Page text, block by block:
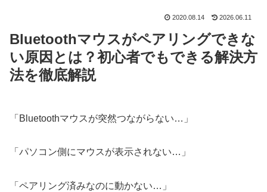
2020.08.14 2026.06.11
Bluetoothマウスがペアリングできな
い原因とは？初心者でもできる解決方
法を徹底解説
「Bluetoothマウスが突然つながらない…」
「パソコン側にマウスが表示されない…」
「ペアリング済みなのに動かない…」